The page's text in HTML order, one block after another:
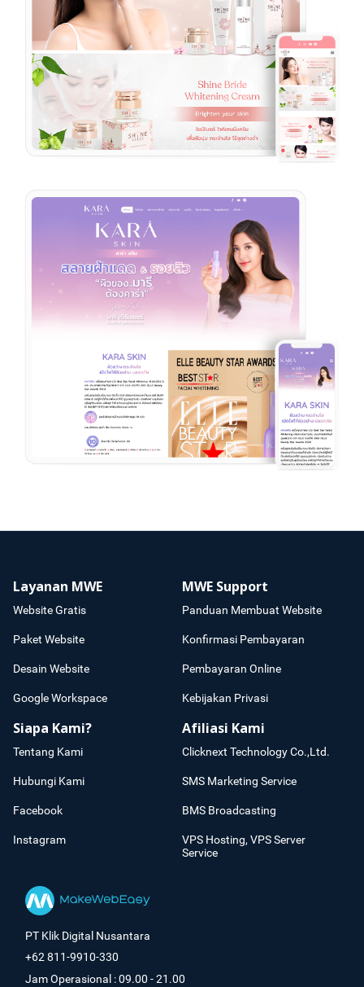
Layanan MWE
Website Gratis
Paket Website
Desain Website
Google Workspace
MWE Support
Panduan Membuat Website
Konfirmasi Pembayaran
Pembayaran Online
Kebijakan Privasi
Siapa Kami?
Tentang Kami
Hubungi Kami
Facebook
Instagram
Afiliasi Kami
Clicknext Technology Co.,Ltd.
SMS Marketing Service
BMS Broadcasting
VPS Hosting, VPS Server
Service
PT Klik Digital Nusantara
+62 811-9910-330
Jam Operasional : 09.00 - 21.00